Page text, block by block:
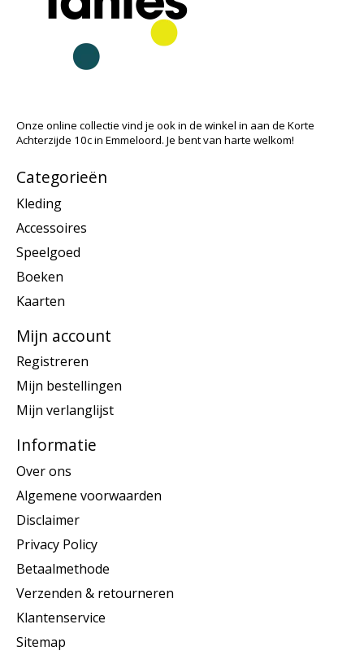
Onze online collectie vind je ook in de winkel in aan de Korte
Achterzijde 10c in Emmeloord. Je bent van harte welkom!
Categorieën
Kleding
Accessoires
Speelgoed
Boeken
Kaarten
Mijn account
Registreren
Mijn bestellingen
Mijn verlanglijst
Informatie
Over ons
Algemene voorwaarden
Disclaimer
Privacy Policy
Betaalmethode
Verzenden & retourneren
Klantenservice
Sitemap